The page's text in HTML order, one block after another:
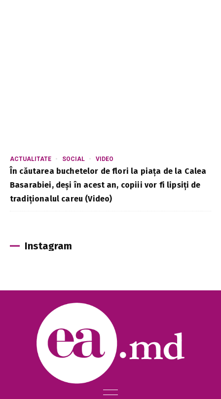
ACTUALITATE SOCIAL VIDEO
În căutarea buchetelor de flori la piața de la Calea
Basarabiei, deși în acest an, copiii vor fi lipsiți de
tradiționalul careu (Video)
Instagram